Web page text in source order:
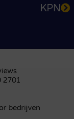
KPN
2701
bedrijven